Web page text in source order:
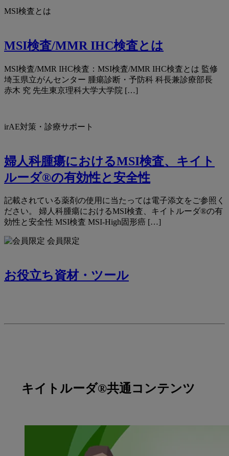
MSI検査とは
MSI検査/MMR IHC検査とは
MSI検査/MMR IHC検査：MSI検査/MMR IHC検査とは 監修
埼玉県立がんセンター 腫瘍診断・予防科 科長兼診療部長
赤木 究 先生東京理科大学大学院 […]
irAE対策・診療サポート
婦人科腫瘍におけるMSI検査、キイト
ルーダ®の有効性と安全性
記載されている薬剤の使用に当たっては電子添文をご参照く
ださい。 婦人科腫瘍におけるMSI検査、キイトルーダ®の有
効性と安全性 MSI検査 MSI-High固形癌 […]
会員限定
お役立ち資材・ツール
キイトルーダ®共通コンテンツ